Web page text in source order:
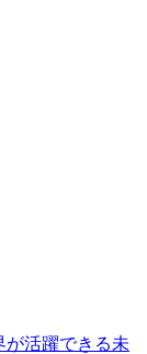
が活躍できる未